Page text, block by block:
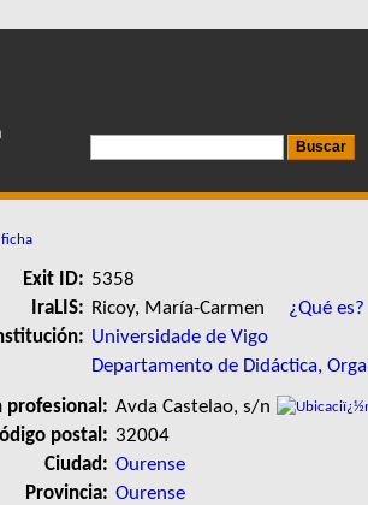
Exit ID: 5358
IraLIS: Ricoy, María-Carmen ¿Qué es?
Universidade de Vigo
Departamento de Didáctica,
profesional: Avda Castelao, s/n
postal: 32004
Ciudad: Ourense
Provincia: Ourense